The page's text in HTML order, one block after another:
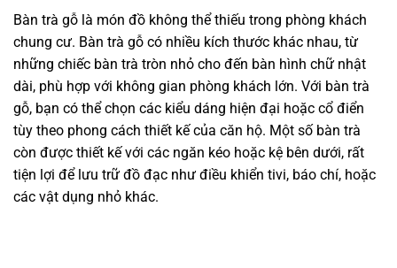
Bàn trà gỗ là món đồ không thể thiếu trong phòng khách
chung cư. Bàn trà gỗ có nhiều kích thước khác nhau, từ
những chiếc bàn trà tròn nhỏ cho đến bàn hình chữ nhật
dài, phù hợp với không gian phòng khách lớn. Với bàn trà
gỗ, bạn có thể chọn các kiểu dáng hiện đại hoặc cổ điển
tùy theo phong cách thiết kế của căn hộ. Một số bàn trà
còn được thiết kế với các ngăn kéo hoặc kệ bên dưới, rất
tiện lợi để lưu trữ đồ đạc như điều khiển tivi, báo chí, hoặc
các vật dụng nhỏ khác.